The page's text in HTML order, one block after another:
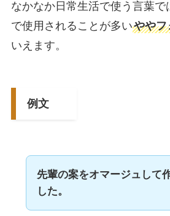
なかなか日常生活で使う言葉で
で使用されることが多いややフ
いえます。
例文
先輩の案をオマージュして
した。